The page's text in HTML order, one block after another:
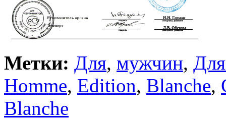
Метки: Для, мужчин,
Homme, Edition, Blanche,
Blanche